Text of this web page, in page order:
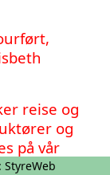
reise og
og
på vår
StyreWeb